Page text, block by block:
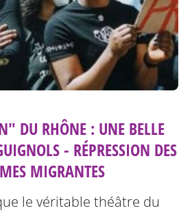
DU RHÔNE : UNE BELLE
- RÉPRESSION DES
MIGRANTES
le véritable théâtre du